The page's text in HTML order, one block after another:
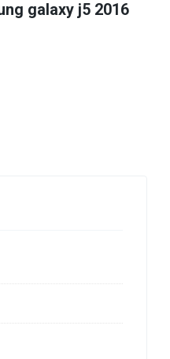
galaxy j5 2016